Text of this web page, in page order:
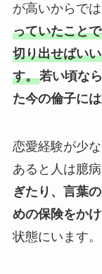
が高いからでは
っていたこと
切り出せばい
す。若い頃な
た今の倫子に
恋愛経験が少
あると人は臆病
ぎたり、言葉
めの保険をかけ
状態にいます。